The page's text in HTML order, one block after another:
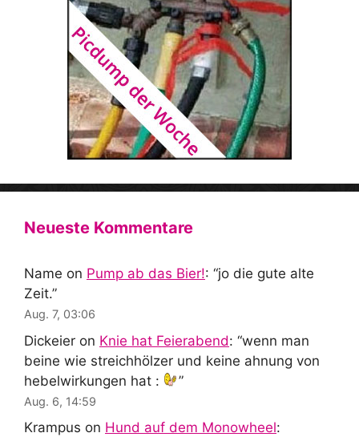
Neueste Kommentare
Name on Pump ab das Bier!: “jo die gute alte
Zeit.”
Aug. 7, 03:06
Dickeier on Knie hat Feierabend: “wenn man
beine wie streichhölzer und keine ahnung von
hebelwirkungen hat :
”
Aug. 6, 14:59
Krampus on Hund auf dem Monowheel: